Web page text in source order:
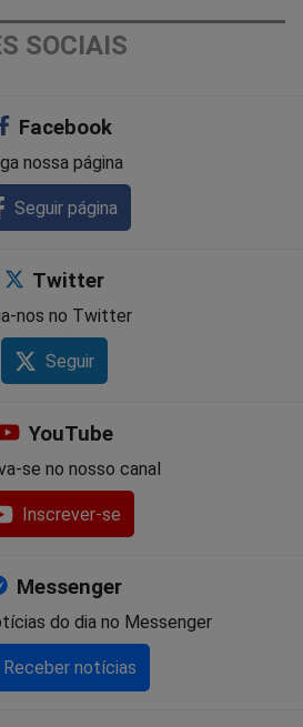
Compartilhar
Messenger
SOCIAIS
Facebook
nossa página
Seguir página
Twitter
nos no Twitter
Seguir
YouTube
se no nosso canal
Inscrever-se
Messenger
do dia no Messenger
Receber notícias